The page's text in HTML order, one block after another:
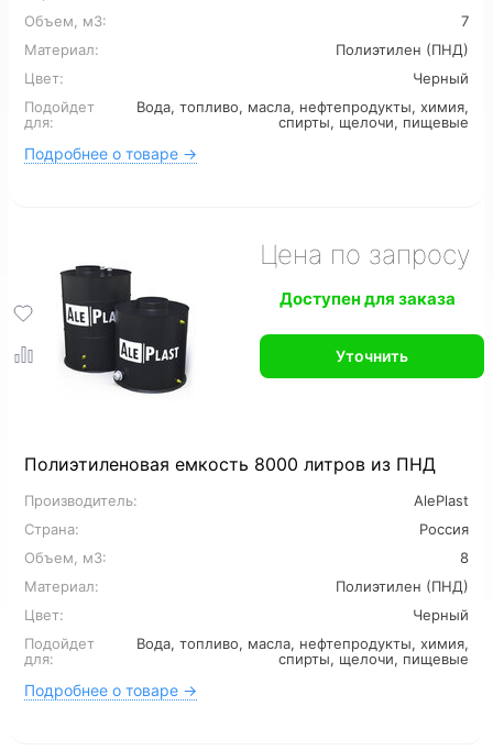
Для сточных вод
Для канализации
12 м3 16 м3
Объем, м3:
7
Материал:
Полиэтилен (ПНД)
Цвет:
Черный
Подойдет
для:
Вода, топливо, масла, нефтепродукты, химия,
спирты, щелочи, пищевые
Подробнее о товаре →
Полиэтиленовая емкость 8000 литров из ПНД
Производитель:
AlePlast
Страна:
Россия
Объем, м3:
8
Материал:
Полиэтилен (ПНД)
Цвет:
Черный
Подойдет
для:
Вода, топливо, масла, нефтепродукты, химия,
спирты, щелочи, пищевые
Подробнее о товаре →
Цена по запросу
Доступен для заказа
Уточнить